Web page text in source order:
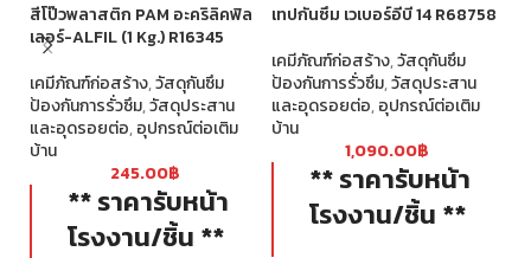
สีโป๊วพลาสติก PAM อะคริลิคฟิล
เลอร์-ALFIL (1 Kg.) R16345
เคมีภัณฑ์ก่อสร้าง,วัสดุกันซึม
ป้องกันการรั่วซึม,วัสดุประสาน
และอุดรอยต่อ,อุปกรณ์ต่อเติม
บ้าน
245.00฿
** ราคารับหน้า
โรงงาน/ชิ้น **
เทปกันซึม เวเบอร์อีบี 14 R68758
เคมีภัณฑ์ก่อสร้าง,วัสดุกันซึม
ป้องกันการรั่วซึม,วัสดุประสาน
และอุดรอยต่อ,อุปกรณ์ต่อเติม
บ้าน
1,090.00฿
** ราคารับหน้า
โรงงาน/ชิ้น **